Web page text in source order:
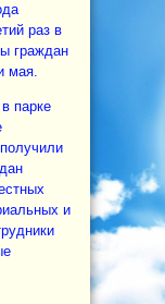
раз в
граждан
мая.
парке
и